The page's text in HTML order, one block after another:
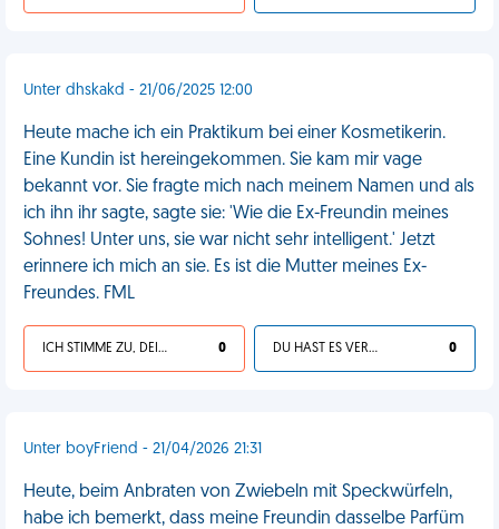
Unter dhskakd - 21/06/2025 12:00
Heute mache ich ein Praktikum bei einer Kosmetikerin.
Eine Kundin ist hereingekommen. Sie kam mir vage
bekannt vor. Sie fragte mich nach meinem Namen und als
ich ihn ihr sagte, sagte sie: 'Wie die Ex-Freundin meines
Sohnes! Unter uns, sie war nicht sehr intelligent.' Jetzt
erinnere ich mich an sie. Es ist die Mutter meines Ex-
Freundes. FML
ICH STIMME ZU, DEIN LEBEN IST SCHEISSE 0 DU HAST ES VERDIENT 0
Unter boyFriend - 21/04/2026 21:31
Heute, beim Anbraten von Zwiebeln mit Speckwürfeln,
habe ich bemerkt, dass meine Freundin dasselbe Parfüm